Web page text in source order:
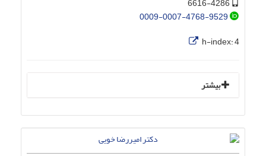
0009-0007-4768-9529
h-index:4
بیشتر